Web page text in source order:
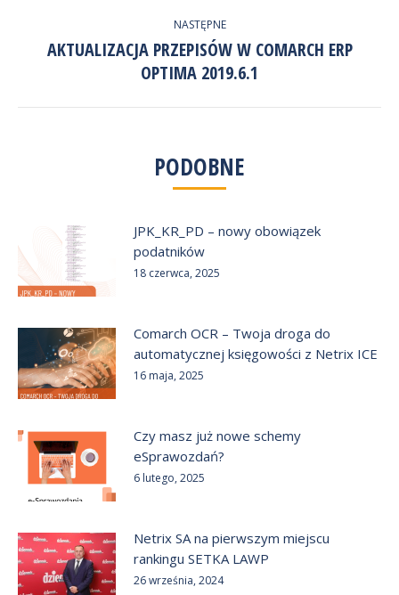
NASTĘPNE
Następny
wpis:
AKTUALIZACJA PRZEPISÓW W COMARCH ERP
OPTIMA 2019.6.1
PODOBNE
JPK_KR_PD – nowy obowiązek
podatników
18 czerwca, 2025
Comarch OCR – Twoja droga do
automatycznej księgowości z Netrix ICE
16 maja, 2025
Czy masz już nowe schemy
eSprawozdań?
6 lutego, 2025
Netrix SA na pierwszym miejscu
rankingu SETKA LAWP
26 września, 2024